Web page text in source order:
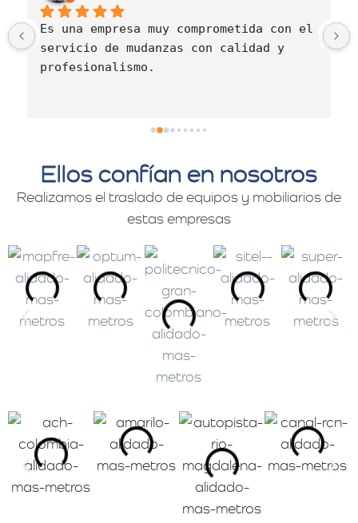
Es una empresa muy comprometida con el
servicio de mudanzas con calidad y
profesionalismo.
Ellos confían en nosotros
Realizamos el traslado de equipos y mobiliarios de
estas empresas